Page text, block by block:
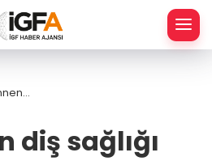
diş sağlığı